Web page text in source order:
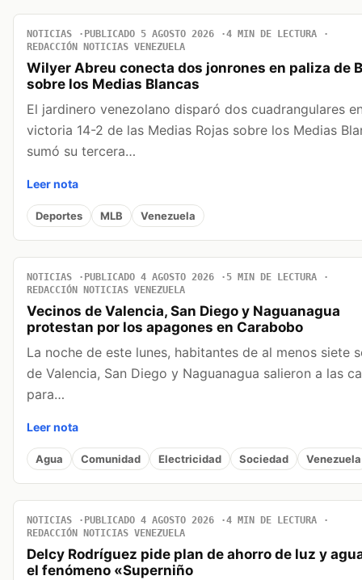
NOTICIAS PUBLICADO 5 AGOSTO 2026
4 MIN DE LECTURA
REDACCIÓN NOTICIAS VENEZUELA
Wilyer Abreu conecta dos jonrones en paliza de
sobre los Medias Blancas
El jardinero venezolano disparó dos cuadrangulares
victoria 14-2 de las Medias Rojas sobre los Medias
sumó su tercera…
Leer nota
Deportes MLB Venezuela
NOTICIAS PUBLICADO 4 AGOSTO 2026
5 MIN DE LECTURA
REDACCIÓN NOTICIAS VENEZUELA
Vecinos de Valencia, San Diego y Naguanagua
protestan por los apagones en Carabobo
La noche de este lunes, habitantes de al menos siete
de Valencia, San Diego y Naguanagua salieron a las
para…
Leer nota
Agua Comunidad Electricidad Sociedad Venezuela
NOTICIAS PUBLICADO 4 AGOSTO 2026
4 MIN DE LECTURA
REDACCIÓN NOTICIAS VENEZUELA
Delcy Rodríguez pide plan de ahorro de luz y
el fenómeno «Superniño